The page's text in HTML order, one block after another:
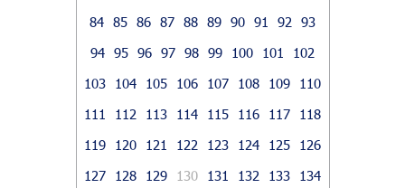
84 85 86 87 88 89 90 91 92
93
94 95 96 97 98 99 100 101
102
103
104 105 106 107 108 109
110
111
112 113 114 115 116 117
118
119
120 121 122 123 124 125
126
127
128 129 130 131 132 133
134